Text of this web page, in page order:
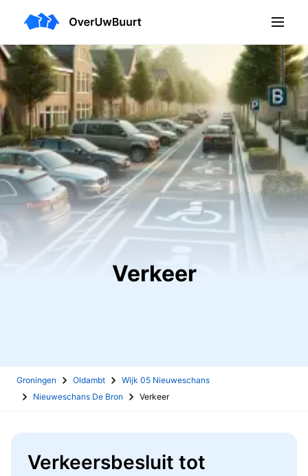
Verkeer
Groningen Oldambt
Wijk 05 Nieuweschans
Nieuweschans De Bron
Verkeer
Verkeersbesluit tot